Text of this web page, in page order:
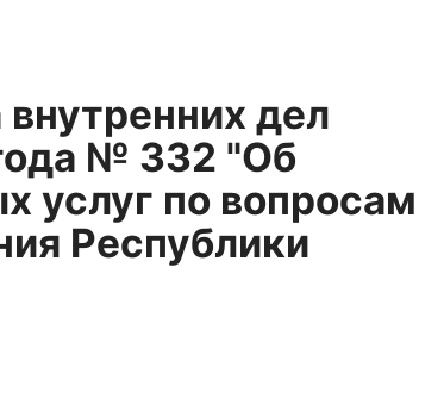
дел
№ 332 "Об
услуг по вопросам
Республики